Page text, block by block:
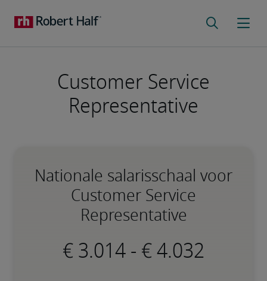
Customer Service
Representative
Nationale salarisschaal voor
Customer Service
Representative
-